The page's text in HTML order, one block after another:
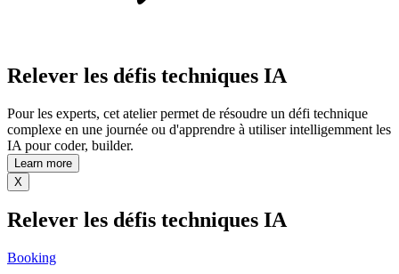
Relever les défis techniques IA
Pour les experts, cet atelier permet de résoudre un défi technique
complexe en une journée ou d'apprendre à utiliser intelligemment les
IA pour coder, builder.
Learn more
X
Relever les défis techniques IA
Booking